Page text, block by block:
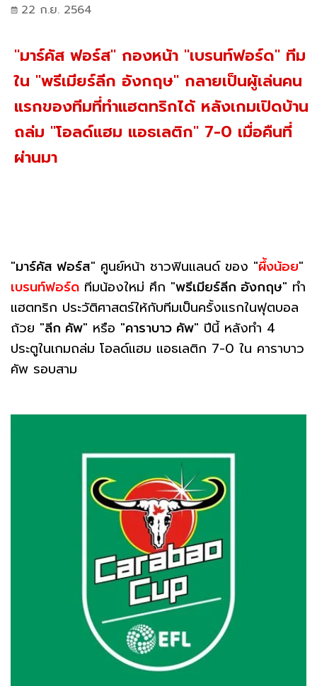
22 ก.ย. 2564
"มาร์คัส ฟอร์ส" กองหน้า "เบรนท์ฟอร์ด" ทีม
ใน "พรีเมียร์ลีก อังกฤษ" กลายเป็นผู้เล่นคน
แรกของทีมที่ทำแฮตทริกได้ หลังเกมเปิดบ้าน
ถล่ม "โอลด์แฮม แอธเลติก" 7-0 เมื่อคืนที่
ผ่านมา
"มาร์คัส ฟอร์ส" ศูนย์หน้า ชาวฟินแลนด์ ของ "ผึ้งน้อย"
เบรนท์ฟอร์ด ทีมน้องใหม่ ศึก "พรีเมียร์ลีก อังกฤษ" ทำ
แฮตทริก ประวัติศาสตร์ให้กับทีมเป็นครั้งแรกในฟุตบอล
ถ้วย "ลีก คัพ" หรือ "คาราบาว คัพ" ปีนี้ หลังทำ 4
ประตูในเกมถล่ม โอลด์แฮม แอธเลติก 7-0 ใน คาราบาว
คัพ รอบสาม